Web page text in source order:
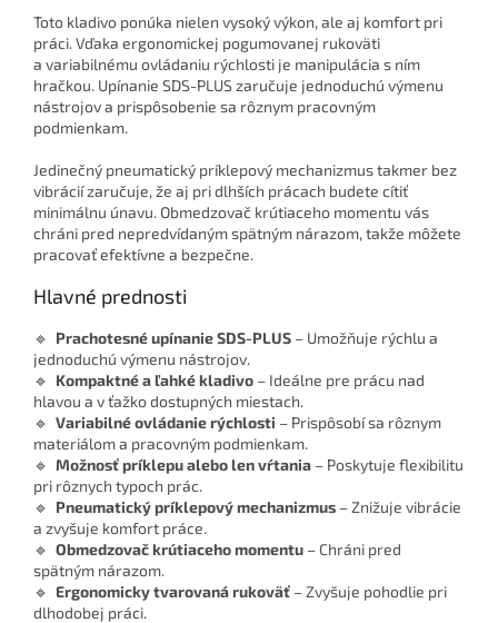
Toto kladivo ponúka nielen vysoký výkon, ale aj komfort pri
práci. Vďaka ergonomickej pogumovanej rukoväti
a variabilnému ovládaniu rýchlosti je manipulácia s ním
hračkou. Upínanie SDS-PLUS zaručuje jednoduchú výmenu
nástrojov a prispôsobenie sa rôznym pracovným
podmienkam.
Jedinečný pneumatický príklepový mechanizmus takmer bez
vibrácií zaručuje, že aj pri dlhších prácach budete cítiť
minimálnu únavu. Obmedzovač krútiaceho momentu vás
chráni pred nepredvídaným spätným nárazom, takže môžete
pracovať efektívne a bezpečne.
Hlavné prednosti
🔹 Prachotesné upínanie SDS-PLUS – Umožňuje rýchlu a
jednoduchú výmenu nástrojov.
🔹 Kompaktné a ľahké kladivo – Ideálne pre prácu nad
hlavou a v ťažko dostupných miestach.
🔹 Variabilné ovládanie rýchlosti – Prispôsobí sa rôznym
materiálom a pracovným podmienkam.
🔹 Možnosť príklepu alebo len vŕtania – Poskytuje flexibilitu
pri rôznych typoch prác.
🔹 Pneumatický príklepový mechanizmus – Znižuje vibrácie
a zvyšuje komfort práce.
🔹 Obmedzovač krútiaceho momentu – Chráni pred
spätným nárazom.
🔹 Ergonomicky tvarovaná rukoväť – Zvyšuje pohodlie pri
dlhodobej práci.